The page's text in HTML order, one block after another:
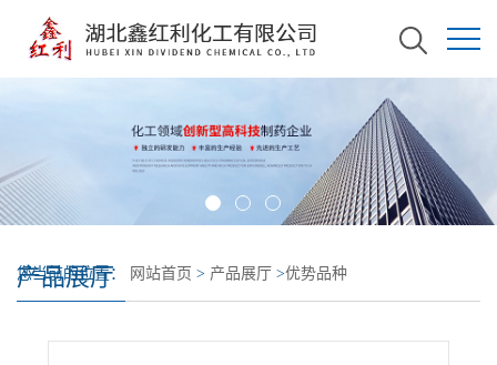
产品展厅
您当前的位置： 网站首页 > 产品展厅 >优势品种